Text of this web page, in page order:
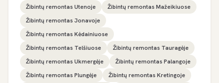
Žibintų remontas Utenoje
Žibintų remontas Mažeikiuose
Žibintų remontas Jonavoje
Žibintų remontas Kėdainiuose
Žibintų remontas Telšiuose
Žibintų remontas Tauragėje
Žibintų remontas Ukmergėje
Žibintų remontas Palangoje
Žibintų remontas Plungėje
Žibintų remontas Kretingoje